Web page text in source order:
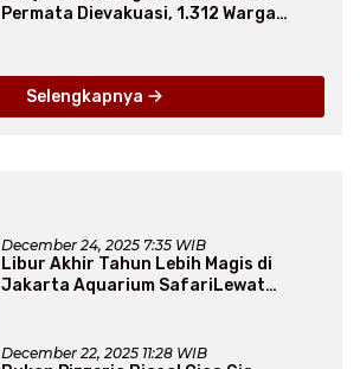
Permata Dievakuasi, 1.312 Warga
Selengkapnya
December 24, 2025 7:35 WIB
Libur Akhir Tahun Lebih Magis di
Jakarta Aquarium SafariLewat
December 22, 2025 11:28 WIB